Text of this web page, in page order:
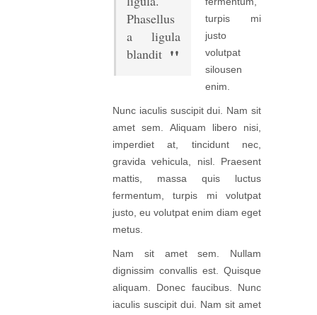
Phasellus
a ligula
blandit
turpis mi
justo
volutpat
silousen
enim.
Nunc iaculis suscipit dui. Nam sit
amet sem. Aliquam libero nisi,
imperdiet at, tincidunt nec,
gravida vehicula, nisl. Praesent
mattis, massa quis luctus
fermentum, turpis mi volutpat
justo, eu volutpat enim diam eget
metus.
Nam sit amet sem. Nullam
dignissim convallis est. Quisque
aliquam. Donec faucibus. Nunc
iaculis suscipit dui. Nam sit amet